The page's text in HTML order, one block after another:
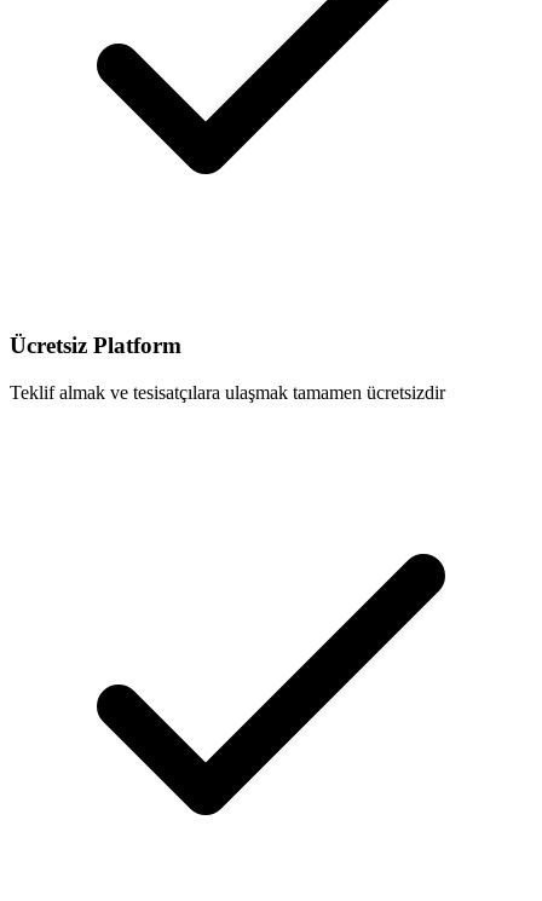
Ücretsiz Platform
Teklif almak ve tesisatçılara ulaşmak tamamen ücretsizdir